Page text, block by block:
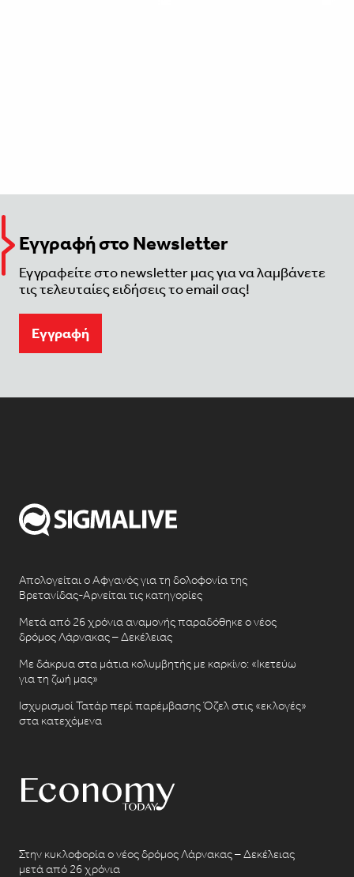
Εγγραφή στο Newsletter
Εγγραφείτε στο newsletter μας για να λαμβάνετε
τις τελευταίες ειδήσεις το email σας!
Eγγραφή
Απολογείται ο Αφγανός για τη δολοφονία της
Βρετανίδας-Αρνείται τις κατηγορίες
Μετά από 26 χρόνια αναμονής παραδόθηκε ο νέος
δρόμος Λάρνακας – Δεκέλειας
Με δάκρυα στα μάτια κολυμβητής με καρκίνο: «Ικετεύω
για τη ζωή μας»
Ισχυρισμοί Τατάρ περί παρέμβασης Όζελ στις «εκλογές»
στα κατεχόμενα
Στην κυκλοφορία ο νέος δρόμος Λάρνακας – Δεκέλειας
μετά από 26 χρόνια